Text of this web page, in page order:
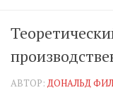
Позиція
Дії
АВТОР: ДОНАЛЬД